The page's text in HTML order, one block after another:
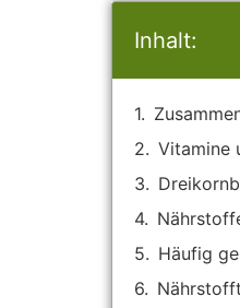
Inhalt:
Vitamine
Häufig